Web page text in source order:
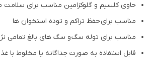
حاوی کلسیم و گلوکزامین مناسب برای سلامت
مناسب برای حفظ تراکم و توده استخوان ها
مناسب برای توله سگ و سگ های بالغ تمامی
قابل استفاده به صورت جداگانه یا مخلوط با